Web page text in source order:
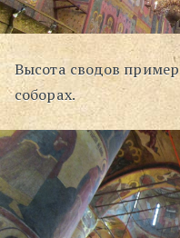
Высота сводов
соборах.